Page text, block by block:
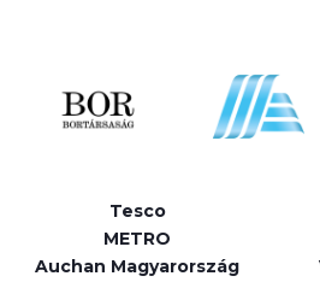
Tesco
METRO
Auchan Magyarország